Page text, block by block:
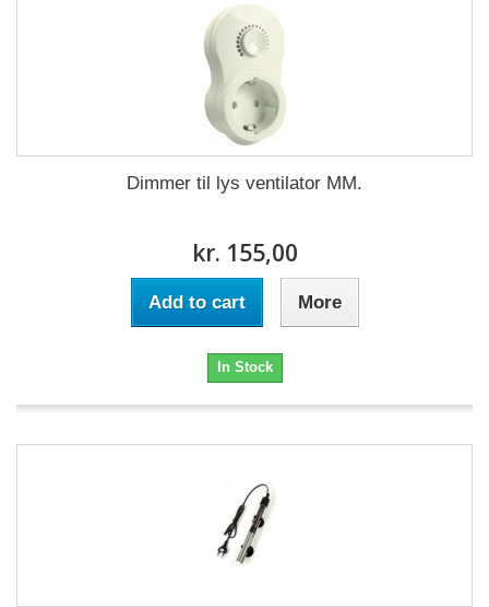
Dimmer til lys ventilator MM.
kr. 155,00
Add to cart More
In Stock